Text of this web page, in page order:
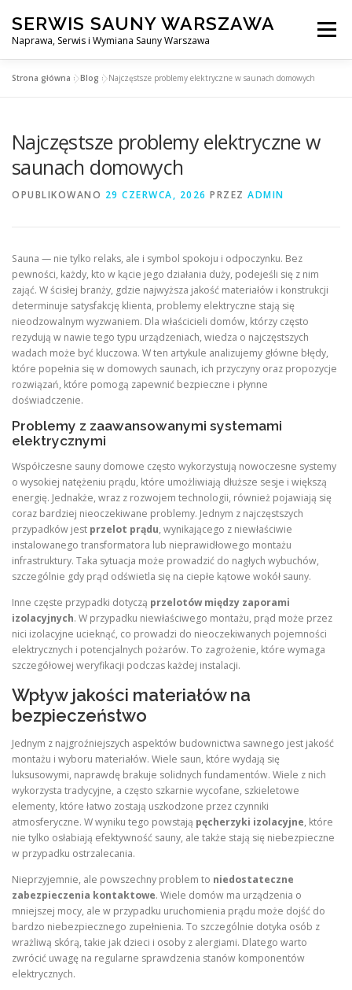
treści
SERWIS SAUNY WARSZAWA
Naprawa, Serwis i Wymiana Sauny Warszawa
Menu
Strona główna »Blog »Najczęstsze problemy elektryczne w saunach domowych
Najczęstsze problemy elektryczne w
saunach domowych
OPUBLIKOWANO 29 CZERWCA, 2026 PRZEZ ADMIN
Sauna — nie tylko relaks, ale i symbol spokoju i odpoczynku. Bez
pewności, każdy, kto w kącie jego działania duży, podejeśli się z nim
zająć. W ścisłej branży, gdzie najwyższa jakość materiałów i konstrukcji
determinuje satysfakcję klienta, problemy elektryczne stają się
nieodzowalnym wyzwaniem. Dla właścicieli domów, którzy często
rezydują w nawie tego typu urządzeniach, wiedza o najczęstszych
wadach może być kluczowa. W ten artykule analizujemy główne błędy,
które popełnia się w domowych saunach, ich przyczyny oraz propozycje
rozwiązań, które pomogą zapewnić bezpieczne i płynne
doświadczenie.
Problemy z zaawansowanymi systemami
elektrycznymi
Współczesne sauny domowe często wykorzystują nowoczesne systemy
o wysokiej natężeniu prądu, które umożliwiają dłuższe sesje i większą
energię. Jednakże, wraz z rozwojem technologii, również pojawiają się
coraz bardziej nieoczekiwane problemy. Jednym z najczęstszych
przypadków jest przelot prądu, wynikającego z niewłaściwie
instalowanego transformatora lub nieprawidłowego montażu
infrastruktury. Taka sytuacja może prowadzić do nagłych wybuchów,
szczególnie gdy prąd odświetla się na ciepłe kątowe wokół sauny.
Inne częste przypadki dotyczą przelotów między zaporami
izolacyjnych. W przypadku niewłaściwego montażu, prąd może przez
nici izolacyjne ucieknąć, co prowadzi do nieoczekiwanych pojemności
elektrycznych i potencjalnych pożarów. To zagrożenie, które wymaga
szczegółowej weryfikacji podczas każdej instalacji.
Wpływ jakości materiałów na
bezpieczeństwo
Jednym z najgroźniejszych aspektów budownictwa sawnego jest jakość
montażu i wyboru materiałów. Wiele saun, które wydają się
luksusowymi, naprawdę brakuje solidnych fundamentów. Wiele z nich
wykorzysta tradycyjne, a często szkarnie wycofane, szkieletowe
elementy, które łatwo zostają uszkodzone przez czynniki
atmosferyczne. W wyniku tego powstają pęcherzyki izolacyjne, które
nie tylko osłabiają efektywność sauny, ale także stają się niebezpieczne
w przypadku ostrzalecania.
Nieprzyjemnie, ale powszechny problem to niedostateczne
zabezpieczenia kontaktowe. Wiele domów ma urządzenia o
mniejszej mocy, ale w przypadku uruchomienia prądu może dojść do
bardzo niebezpiecznego zupełnienia. To szczególnie dotyka osób z
wrażliwą skórą, takie jak dzieci i osoby z alergiami. Dlatego warto
zwrócić uwagę na regularne sprawdzenia stanów komponentów
elektrycznych.